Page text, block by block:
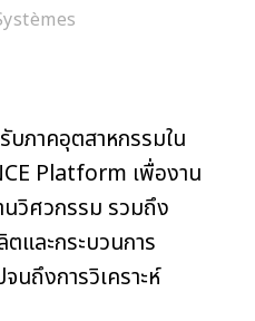
ภาคอุตสาหกรรมใน
Platform เพื่องาน
วิศวกรรม รวมถึง
และกระบวนการ
นถึงการวิเคราะห์